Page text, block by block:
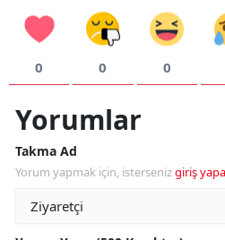
0 0 0
Yorumlar
Takma Ad
Yorum yapmak için, istersenizgiriş